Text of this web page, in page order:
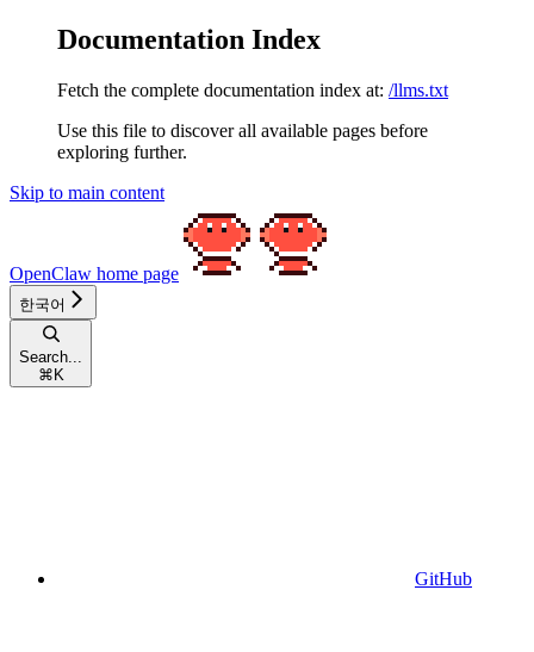
Documentation Index
Fetch the complete documentation index at: /llms.txt
Use this file to discover all available pages before
exploring further.
Skip to main content
OpenClaw home page
한국어
Search...
⌘ K
GitHub